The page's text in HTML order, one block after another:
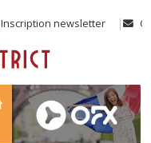
Inscription newsletter